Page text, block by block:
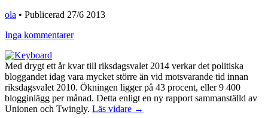
ola • Publicerad 27/6 2013
Inga kommentarer
Med drygt ett år kvar till riksdagsvalet 2014 verkar det politiska
bloggandet idag vara mycket större än vid motsvarande tid innan
riksdagsvalet 2010. Ökningen ligger på 43 procent, eller 9 400
blogginlägg per månad. Detta enligt en ny rapport sammanställd av
Unionen och Twingly. Läs vidare →